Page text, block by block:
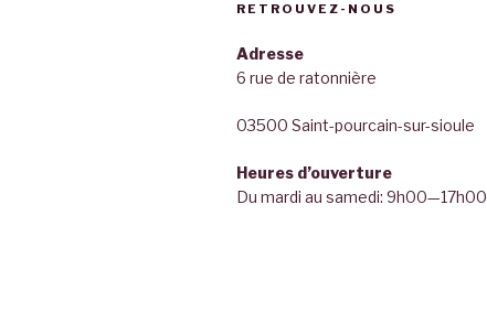
RETROUVEZ-NOUS
Adresse
6 rue de ratonnière
03500 Saint-pourcain-sur-sioule
Heures d’ouverture
Du mardi au samedi: 9h00—17h00